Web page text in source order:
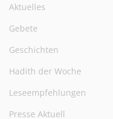
Aktuelles
Gebete
Geschichten
Hadith der Woche
Leseempfehlungen
Presse Aktuell